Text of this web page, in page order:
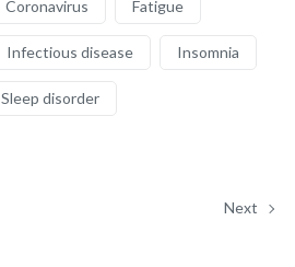
Coronavirus Fatigue
Infectious disease Insomnia
Sleep disorder
Next